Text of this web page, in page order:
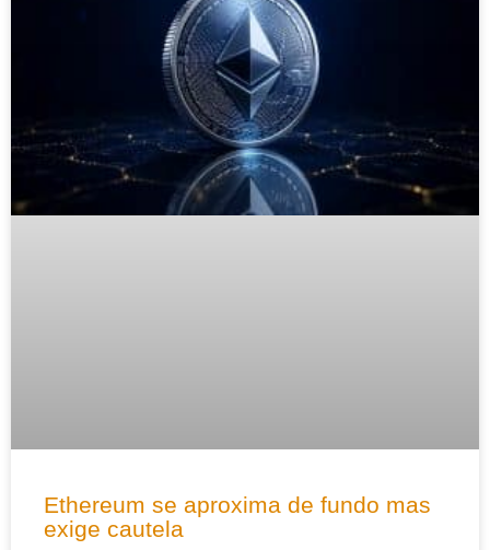
Ethereum se aproxima de fundo mas
exige cautela